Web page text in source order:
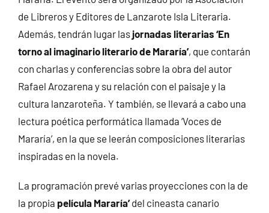
de Libreros y Editores de Lanzarote Isla Literaria.
Además, tendrán lugar las jornadas literarias ‘En
torno al imaginario literario de Mararía’, que contarán
con charlas y conferencias sobre la obra del autor
Rafael Arozarena y su relación con el paisaje y la
cultura lanzaroteña. Y también, se llevará a cabo una
lectura poética performática llamada ‘Voces de
Mararía’, en la que se leerán composiciones literarias
inspiradas en la novela.
La programación prevé varias proyecciones con la de
la propia película Mararía’del cineasta canario